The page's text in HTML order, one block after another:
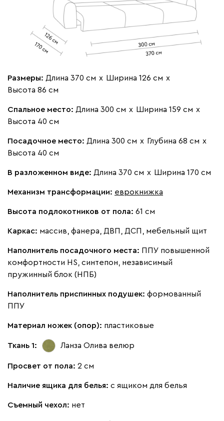
120 240
Бежевый Изумруд Марсала Молочный
Мола
Жёлтый Песочный Розовый
Размеры: Длина 370 см х Ширина 126 см х
Высота 86 см
Спальное место: Длина 300 см х Ширина 159 см х
Высота 40 см
Посадочное место: Длина 300 см х Глубина 68 см х
Высота 40 см
В разложенном виде: Длина 370 см х Ширина 170 см
Механизм трансформации: еврокнижка
Высота подлокотников от пола: 61 см
Каркас: массив, фанера, ДВП, ДСП, мебельный щит
Наполнитель посадочного места: ППУ повышенной
комфортности HS, синтепон, независимый
пружинный блок (НПБ)
Наполнитель приспинных подушек: формованный
ППУ
Материал ножек (опор): пластиковые
Ткань 1: Ланза Олива велюр
Просвет от пола: 2 см
Наличие ящика для белья: с ящиком для белья
Съемный чехол: нет